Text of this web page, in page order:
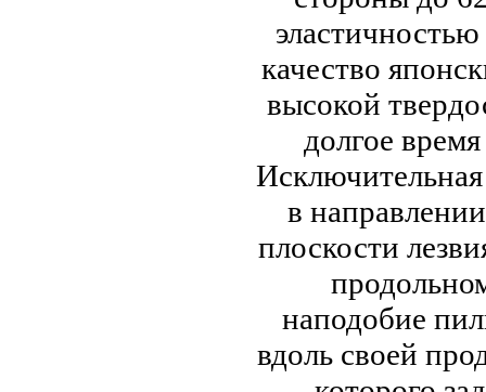
качество
высокой
долгое
в
плоскости
наподобие
вдоль своей